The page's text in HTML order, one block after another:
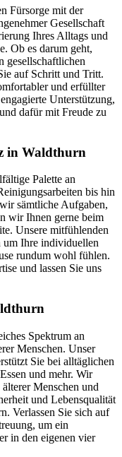
Fürsorge mit der
Gesellschaft
Ihres Alltags und
Ob es darum geht,
gesellschaftlichen
auf Schritt und Tritt.
und erfüllter
Unterstützung,
dafür mit Freude zu
in Waldthurn
Palette an
bis hin
sämtliche Aufgaben,
wir Ihnen gerne beim
Unsere mitfühlenden
um Ihre individuellen
rundum wohl fühlen.
und lassen Sie uns
Spektrum an
Menschen. Unser
Sie bei alltäglichen
und mehr. Wir
Menschen und
und Lebensqualität
Verlassen Sie sich auf
um ein
in den eigenen vier